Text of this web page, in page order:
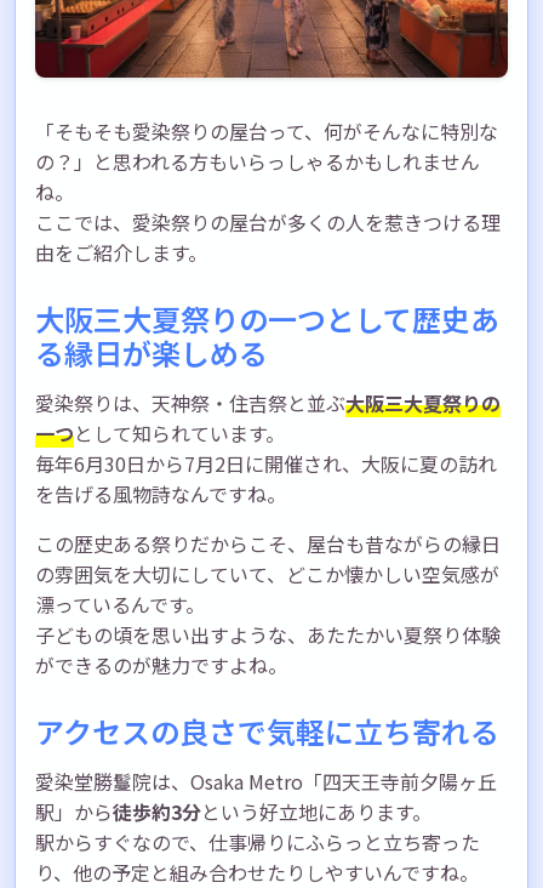
「そもそも愛染祭りの屋台って、何がそんなに特別な
の？」と思われる方もいらっしゃるかもしれません
ね。
ここでは、愛染祭りの屋台が多くの人を惹きつける理
由をご紹介します。
大阪三大夏祭りの一つとして歴史あ
る縁日が楽しめる
愛染祭りは、天神祭・住吉祭と並ぶ大阪三大夏祭りの
一つとして知られています。
毎年6月30日から7月2日に開催され、大阪に夏の訪れ
を告げる風物詩なんですね。
この歴史ある祭りだからこそ、屋台も昔ながらの縁日
の雰囲気を大切にしていて、どこか懐かしい空気感が
漂っているんです。
子どもの頃を思い出すような、あたたかい夏祭り体験
ができるのが魅力ですよね。
アクセスの良さで気軽に立ち寄れる
愛染堂勝鬘院は、Osaka Metro「四天王寺前夕陽ヶ丘
駅」から徒歩約3分という好立地にあります。
駅からすぐなので、仕事帰りにふらっと立ち寄った
り、他の予定と組み合わせたりしやすいんですね。